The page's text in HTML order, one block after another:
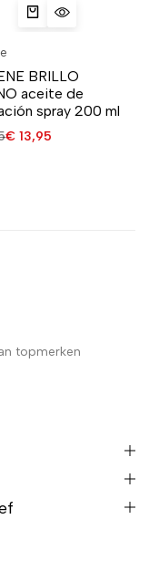
BRILLO
aceite de
spray 200 ml
€ 13,95
topmerken